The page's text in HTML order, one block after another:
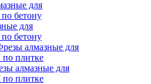
для
бетону
алмазные для
плитке